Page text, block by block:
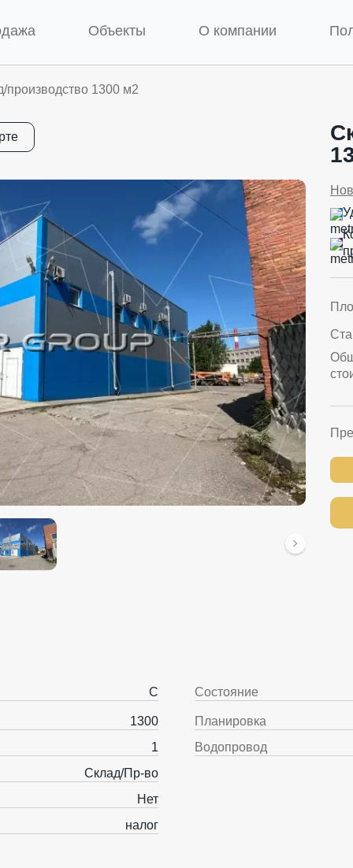
Объекты О компании
производство 1300 м2
C
1300
1
Склад/Пр-во
Нет
налог
Состояние
Планировка
Водопровод